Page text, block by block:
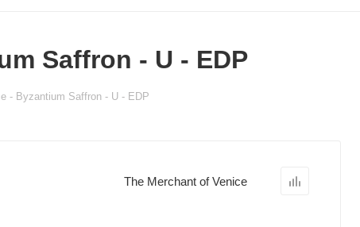
Saffron - U - EDP
- Byzantium Saffron - U - EDP
The Merchant of Venice